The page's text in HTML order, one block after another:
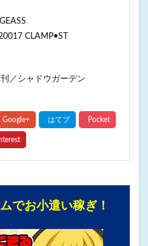
CLAMP•ST
／シャドウガーデン
でお小遣い稼ぎ！